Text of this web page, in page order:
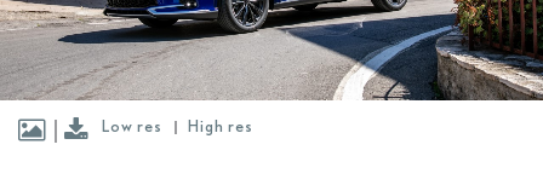
Low res High res